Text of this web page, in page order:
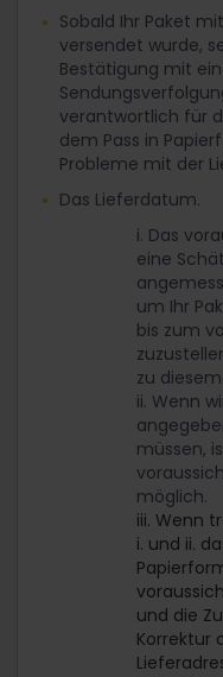
Sobald Ihr Paket
versendet wurde,
Bestätigung mit
verantwortlich für
dem Pass in
Probleme mit der
Das Lieferdatum.
i. Das
eine
um Ihr
bis zum
zu
ii. Wenn
müssen,
möglich.
iii. Wenn
i. und ii.
und die
Korrektur